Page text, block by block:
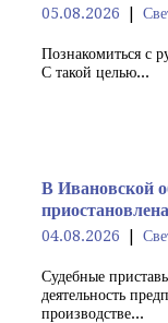
05.08.2026
Познакомиться с
С такой целью...
В Ивановской
04.08.2026
Судебные
деятельность
производстве...